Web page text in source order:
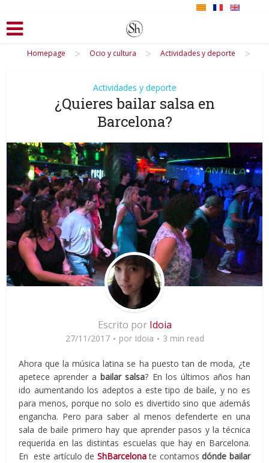
Homepage > Ocio y cultura > Actividades y deporte >
Actividades y deporte
¿Quieres bailar salsa en
Barcelona?
Escrito por Idoia
27/11/2017 por Idoia 3 min read
Ahora que la música latina se ha puesto tan de moda, ¿te
apetece aprender a bailar salsa? En los últimos años han
ido aumentando los adeptos a este tipo de baile, y no es
para menos, porque no solo es divertido sino que además
engancha. Pero para saber al menos defenderte en una
sala de baile primero hay que aprender pasos y la técnica
requerida en las distintas escuelas que hay en Barcelona.
En este artículo de ShBarcelona te contamosdónde bailar